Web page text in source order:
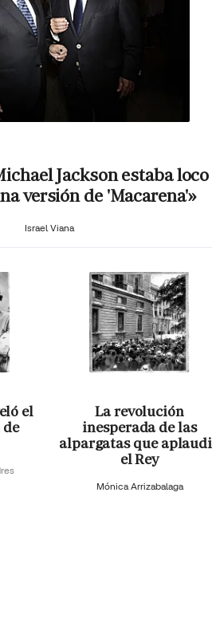
Jackson estaba loco
versión de 'Macarena'»
Israel Viana
el
La revolución
inesperada de las
alpargatas que
el Rey
Mónica Arrizabalaga